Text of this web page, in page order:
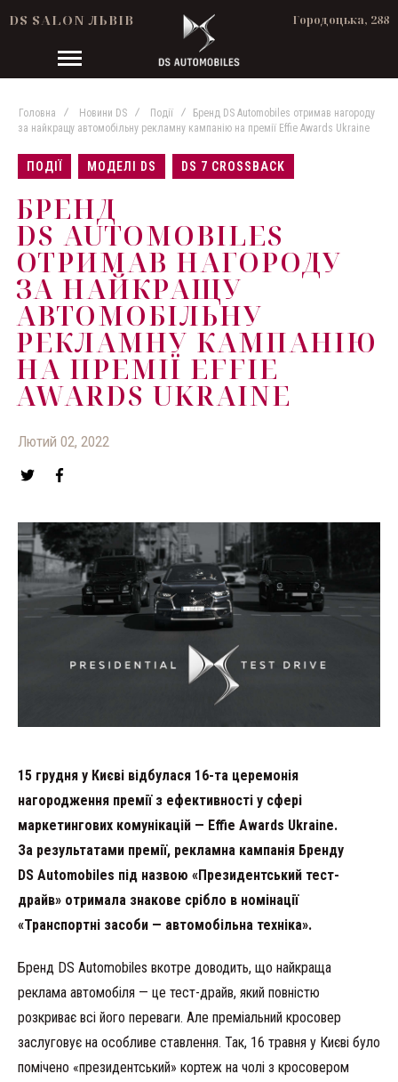
DS SALON ЛЬВІВ Городоцька, 288
Головна Новини DS Події
Бренд DS Automobiles отримав нагороду
за найкращу автомобільну рекламну кампанію на премії Effie Awards Ukraine
ПОДІЇ МОДЕЛІ DS DS 7 CROSSBACK
БРЕНД
DS AUTOMOBILES
ОТРИМАВ НАГОРОДУ
ЗА НАЙКРАЩУ
АВТОМОБІЛЬНУ
РЕКЛАМНУ КАМПАНІЮ
НА ПРЕМІЇ EFFIE
AWARDS UKRAINE
Лютий 02, 2022
15 грудня у Києві відбулася 16-та церемонія
нагородження премії з ефективності у сфері
маркетингових комунікацій — Effie Awards Ukraine.
За результатами премії, рекламна кампанія Бренду
DS Automobiles під назвою «Президентський тест-
драйв» отримала знакове срібло в номінації
«Транспортні засоби — автомобільна техніка».
Бренд DS Automobiles вкотре доводить, що найкраща
реклама автомобіля — це тест-драйв, який повністю
розкриває всі його переваги. Але преміальний кросовер
заслуговує на особливе ставлення. Так, 16 травня у Києві було
помічено «президентський» кортеж на чолі з кросовером